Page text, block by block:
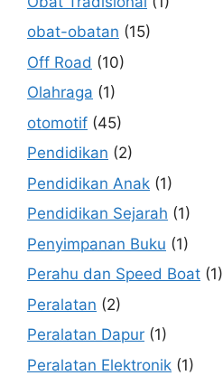
obat-obatan (15)
Off Road (10)
Olahraga (1)
otomotif (45)
Pendidikan (2)
Pendidikan Anak (1)
Pendidikan Sejarah (1)
Penyimpanan Buku (1)
Perahu dan Speed Boat (1)
Peralatan (2)
Peralatan Dapur (1)
Peralatan Elektronik (1)